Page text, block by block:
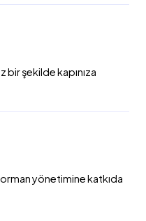
bir şekilde kapınıza
yönetimine katkıda